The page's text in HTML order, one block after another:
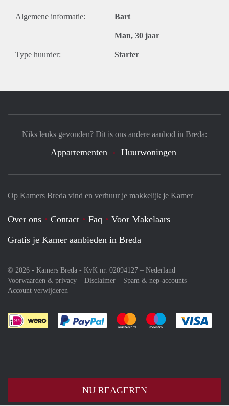
Algemene informatie: Bart
Man, 30 jaar
Type huurder: Starter
NU REAGEREN
Op Kamers Breda vind en verhuur je makkelijk je Kamer
Over ons Contact Faq
Voor Makelaars
Gratis je Kamer aanbieden in Breda
© 2026 - Kamers Breda - KvK nr. 02094127 – Nederland
Voorwaarden & privacy
Disclaimer
Spam & nep-accounts
Account verwijderen
Je rekent gemakkelijk af met Paypal
Je rekent gemakkelijk af met
Je rekent
Niks leuks gevonden? Dit is ons andere aanbod in Breda:
Appartementen Huurwoningen